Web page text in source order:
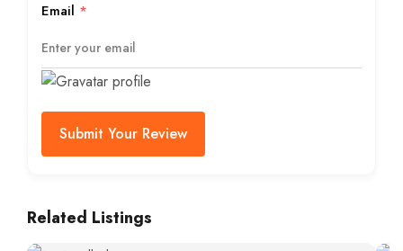
Email *
Submit Your Review
Related Listings